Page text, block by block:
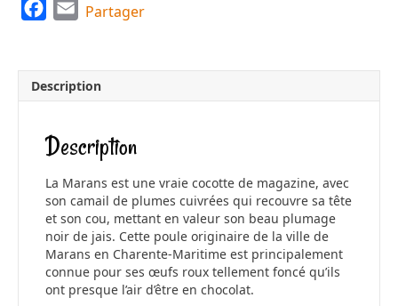
e
b
o
o
k
i
l
Partager
Description
Description
La Marans est une vraie cocotte de magazine, avec
son camail de plumes cuivrées qui recouvre sa tête
et son cou, mettant en valeur son beau plumage
noir de jais. Cette poule originaire de la ville de
Marans en Charente-Maritime est principalement
connue pour ses œufs roux tellement foncé qu’ils
ont presque l’air d’être en chocolat.